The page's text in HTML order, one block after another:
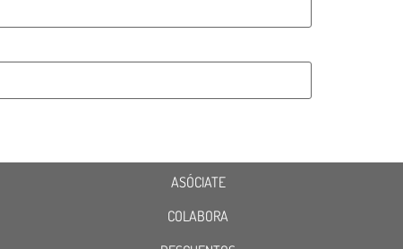
ASÓCIATE
COLABORA